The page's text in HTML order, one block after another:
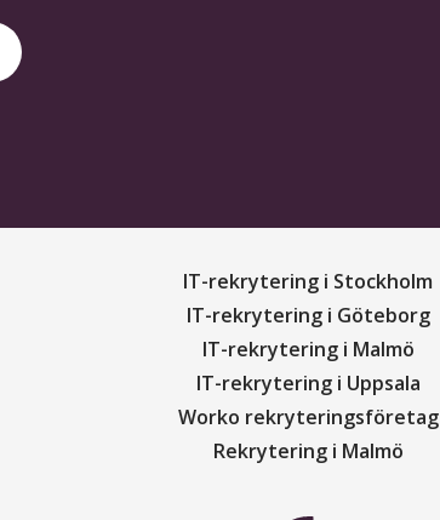
IT-rekrytering i Stockholm
IT-rekrytering i Göteborg
IT-rekrytering i Malmö
IT-rekrytering i Uppsala
Worko rekryteringsföretag
Rekrytering i Malmö